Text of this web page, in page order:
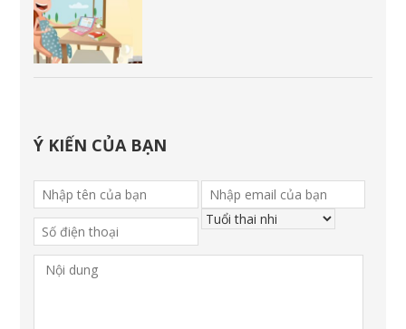
Ý KIẾN CỦA BẠN